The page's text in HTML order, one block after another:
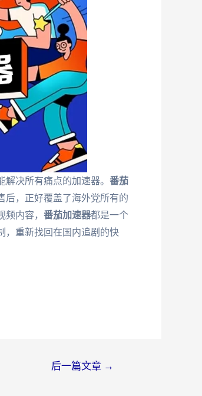
决所有痛点的加速器。 番茄
后，正好覆盖了海外党所有的
内容， 番茄加速器都是一个
，重新找回在国内追剧的快
后一篇文章 →